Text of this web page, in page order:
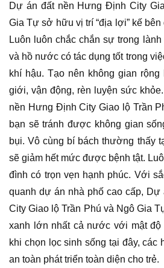
Dự án đất nền Hưng Định City
Gia Tự sở hữu vị trí “địa lợi” kế
Luôn luôn chắc chắn sự trong
và hồ nước có tác dụng tốt trong
khí hậu. Tạo nên không gian
giới, vận động, rèn luyện sức
nền Hưng Định City Giao lộ Trần
bạn sẽ tránh được không gian
bụi. Vô cùng bí bách thường thấy
sẽ giảm hết mức được bệnh tật.
đình có trọn vẹn hạnh phúc. Với
quanh dự án nhà phố cao cấp,
City Giao lộ Trần Phú và Ngô Gia
xanh lớn nhất cả nước với mật
khi chọn lọc sinh sống tại đây, các
an toàn phát triển toàn diện cho trẻ.